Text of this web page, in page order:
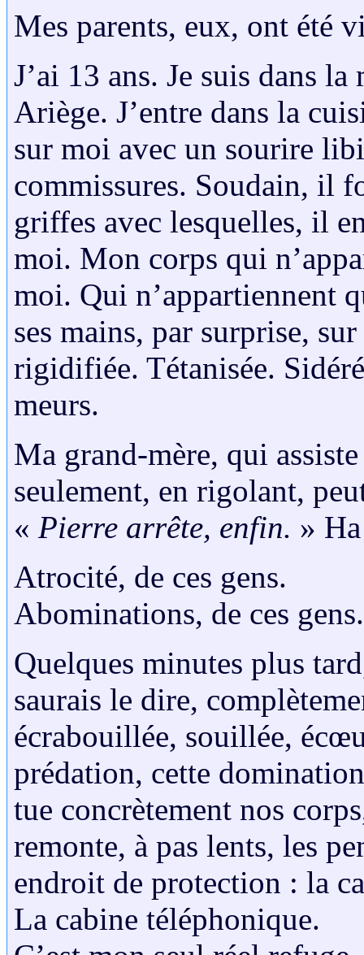
Mes parents, eux, ont été
J’ai 13 ans. Je suis dans
Ariège. J’entre dans la
sur moi avec un sourire
commissures. Soudain, il
griffes avec lesquelles, il
moi. Mon corps qui
moi. Qui n’appartiennent
ses mains, par surprise,
rigidifiée. Tétanisée.
meurs.
Ma grand-mère, qui
seulement, en rigolant,
« Pierre arrête, enfin. »
Atrocité, de ces gens.
Abominations, de ces gens.
Quelques minutes plus
saurais le dire,
écrabouillée, souillée,
prédation, cette
tue concrètement nos
remonte, à pas lents, les
endroit de protection : la
La cabine téléphonique.